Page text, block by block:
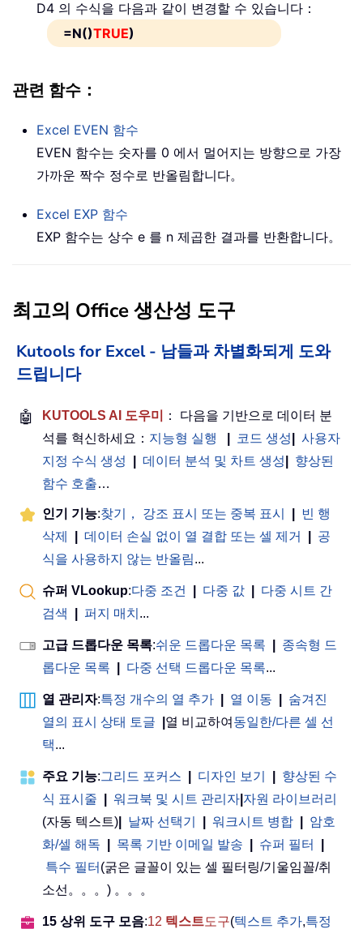
D4 의 수식을 다음과 같이 변경할 수 있습니다：
=N()TRUE)
관련 함수：
Excel EVEN 함수
EVEN 함수는 숫자를 0 에서 멀어지는 방향으로 가장
가까운 짝수 정수로 반올림합니다。
Excel EXP 함수
EXP 함수는 상수 e 를 n 제곱한 결과를 반환합니다。
최고의 Office 생산성 도구
Kutools for Excel - 남들과 차별화되게 도와
드립니다
🤖 KUTOOLS AI 도우미
： 다음을 기반으로 데이터 분
석를 혁신하세요： 지능형 실행 코드 생성
사용자
지정 수식 생성
데이터 분석 및 차트 생성
향상된
함수 호출…
인기 기능:찾기， 강조 표시 또는 중복 표시
빈 행
삭제
데이터 손실 없이 열 결합 또는 셀 제거
공
식을 사용하지 않는 반올림...
슈퍼 VLookup:다중 조건 다중 값
다중 시트 간
검색
퍼지 매치 ...
고급 드롭다운 목록:쉬운 드롭다운 목록
종속형 드
롭다운 목록
다중 선택 드롭다운 목록...
열 관리자:특정 개수의 열 추가 열 이동
숨겨진
열의 표시 상태 토글
열 비교하여 동일한/다른 셀 선
택...
주요 기능:그리드 포커스 디자인 보기
향상된 수
식 표시줄
워크북 및 시트 관리자 자원 라이브러리
(자동 텍스트)
날짜 선택기 워크시트 병합
암호
화/셀 해독
목록 기반 이메일 발송 슈퍼 필터
특수 필터 (굵은 글꼴이 있는 셀 필터링/기울임꼴/취
소선。。。) 。。。
15 상위 도구 모음:12 텍스트도구(텍스트 추가,특정